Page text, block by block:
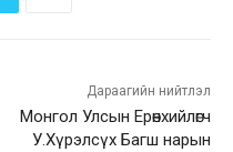
Дараагийн нийтлэл
Монгол Улсын Ерөнхийлөгч
У.Хүрэлсүх Багш нарын